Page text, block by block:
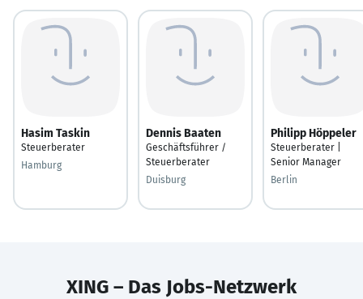
Hasim Taskin
Steuerberater
Hamburg
Dennis Baaten
Geschäftsführer /
Steuerberater
Duisburg
Philipp Höppeler
Steuerberater |
Senior Manager
Berlin
XING – Das Jobs-Netzwerk